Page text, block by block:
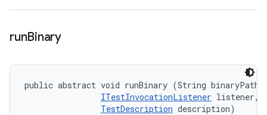
runBinary
public abstract void runBinary (String
ITestInvocationListener listener,
TestDescription description)